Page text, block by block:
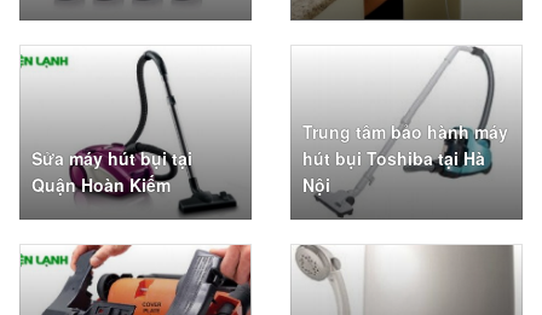
Sửa máy hút bụi tại
Quận Hoàn Kiếm
Trung tâm bảo hành máy
hút bụi Toshiba tại Hà
Nội